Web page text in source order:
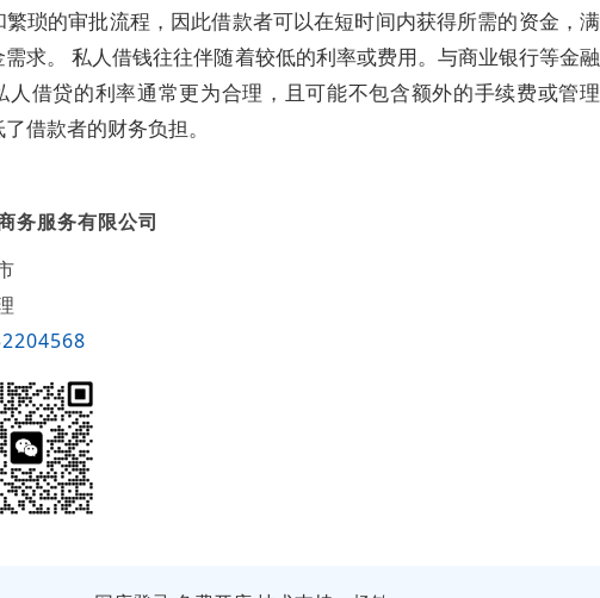
琐的审批流程，因此借款者可以在短时间内获得所需的资金，满
需求。 私人借钱往往伴随着较低的利率或费用。与商业银行等金融
人借贷的利率通常更为合理，且可能不包含额外的手续费或管理
借款者的财务负担。
务服务有限公司